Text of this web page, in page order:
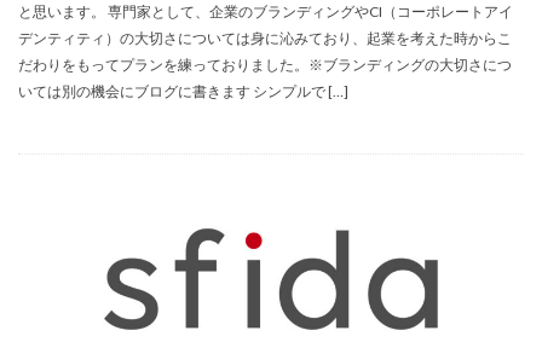
と思います。 専門家として、企業のブランディングやCI（コーポレートアイ
デンティティ）の大切さについては身に沁みており、起業を考えた時からこ
だわりをもってプランを練っておりました。※ブランディングの大切さにつ
いては別の機会にブログに書きます シンプルで […]